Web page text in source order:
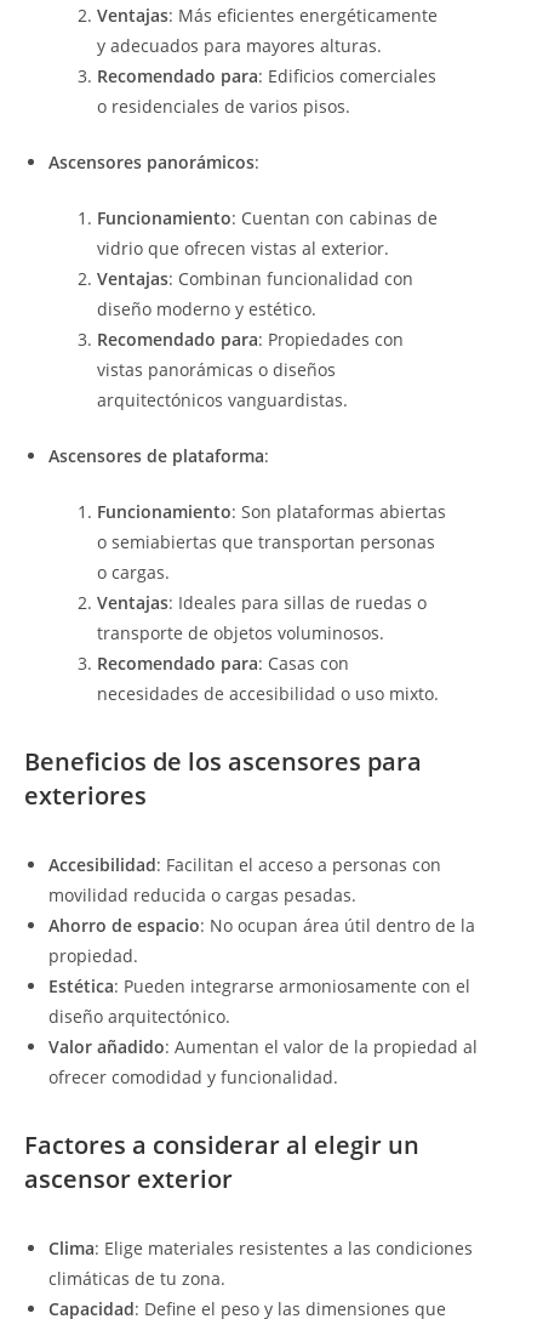
Ventajas: Más eficientes energéticamente
y adecuados para mayores alturas.
Recomendado para: Edificios comerciales
o residenciales de varios pisos.
Ascensores panorámicos:
Funcionamiento: Cuentan con cabinas de
vidrio que ofrecen vistas al exterior.
Ventajas: Combinan funcionalidad con
diseño moderno y estético.
Recomendado para: Propiedades con
vistas panorámicas o diseños
arquitectónicos vanguardistas.
Ascensores de plataforma:
Funcionamiento: Son plataformas abiertas
o semiabiertas que transportan personas
o cargas.
Ventajas: Ideales para sillas de ruedas o
transporte de objetos voluminosos.
Recomendado para: Casas con
necesidades de accesibilidad o uso mixto.
Beneficios de los ascensores para
exteriores
Accesibilidad: Facilitan el acceso a personas con
movilidad reducida o cargas pesadas.
Ahorro de espacio: No ocupan área útil dentro de la
propiedad.
Estética: Pueden integrarse armoniosamente con el
diseño arquitectónico.
Valor añadido: Aumentan el valor de la propiedad al
ofrecer comodidad y funcionalidad.
Factores a considerar al elegir un
ascensor exterior
Clima: Elige materiales resistentes a las condiciones
climáticas de tu zona.
Capacidad: Define el peso y las dimensiones que